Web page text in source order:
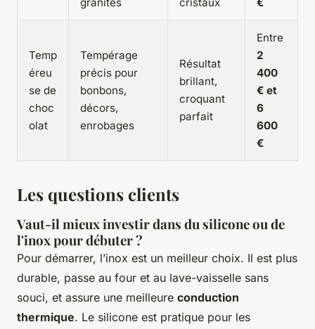
Temp
éreu
se de
choc
olat
Tempérage
précis pour
bonbons,
décors,
enrobages
Résultat
brillant,
croquant
parfait
Entre
2
400
€ et
6
600
€
Les questions clients
Vaut-il mieux investir dans du silicone ou de
l'inox pour débuter ?
Pour démarrer, l’inox est un meilleur choix. Il est plus
durable, passe au four et au lave-vaisselle sans
souci, et assure une meilleure conduction
thermique. Le silicone est pratique pour les